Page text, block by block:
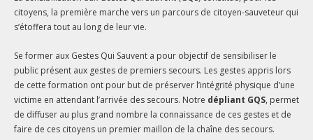
citoyens, la première marche vers un parcours de citoyen-sauveteur qui
s’étoffera tout au long de leur vie.
Se former aux Gestes Qui Sauvent a pour objectif de sensibiliser le
public présent aux gestes de premiers secours. Les gestes appris lors
de cette formation ont pour but de préserver l’intégrité physique d’une
victime en attendant l’arrivée des secours. Notre dépliant GQS, permet
de diffuser au plus grand nombre la connaissance de ces gestes et de
faire de ces citoyens un premier maillon de la chaîne des secours.